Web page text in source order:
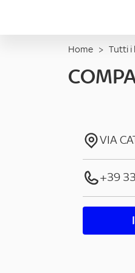
Home > Tutti i
VIA
+39